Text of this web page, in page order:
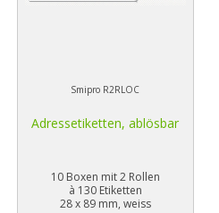
Smipro R2RLOC
Adressetiketten, ablösbar
10 Boxen mit 2 Rollen
à 130 Etiketten
28 x 89 mm, weiss